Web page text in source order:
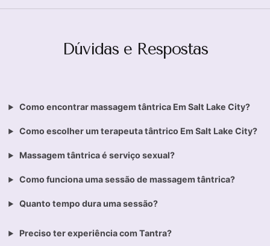
Dúvidas e Respostas
Como encontrar massagem tântrica Em Salt Lake City?
Como escolher um terapeuta tântrico Em Salt Lake City?
Massagem tântrica é serviço sexual?
Como funciona uma sessão de massagem tântrica?
Quanto tempo dura uma sessão?
Preciso ter experiência com Tantra?